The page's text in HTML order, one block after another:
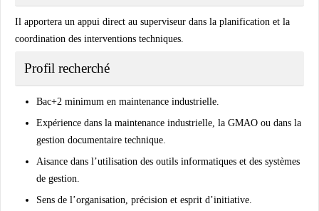
Il apportera un appui direct au superviseur dans la planification et la
coordination des interventions techniques.
Profil recherché
Bac+2 minimum en maintenance industrielle.
Expérience dans la maintenance industrielle, la GMAO ou dans la
gestion documentaire technique.
Aisance dans l’utilisation des outils informatiques et des systèmes
de gestion.
Sens de l’organisation, précision et esprit d’initiative.